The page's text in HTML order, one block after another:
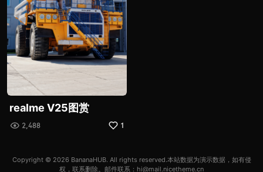
realme V25图赏
2,488 1
Copyright © 2026 BananaHUB. All rights reserved.本站数据为演示数据，如有侵
权，联系删除。邮件联系：hi@mail.nicetheme.cn